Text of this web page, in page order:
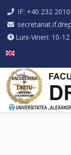
IF: +40 232
Luni-Vineri: 10-